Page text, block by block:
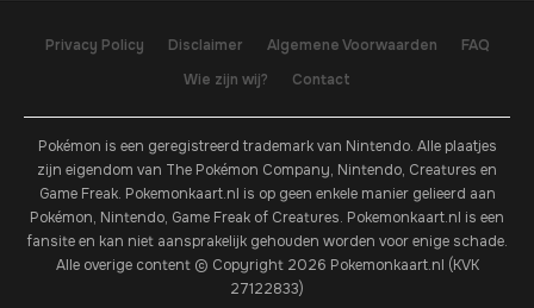
Privacy Policy Disclaimer Algemene Voorwaarden
FAQ
Wie zijn wij?
Contact
Pokémon is een geregistreerd trademark van Nintendo. Alle plaatjes
zijn eigendom van The Pokémon Company, Nintendo, Creatures en
Game Freak. Pokemonkaart.nl is op geen enkele manier gelieerd aan
Pokémon, Nintendo, Game Freak of Creatures. Pokemonkaart.nl is een
fansite en kan niet aansprakelijk gehouden worden voor enige schade.
Alle overige content © Copyright 2026 Pokemonkaart.nl (KVK
27122833)